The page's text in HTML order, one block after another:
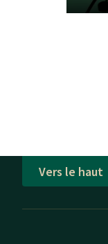
Vers le haut